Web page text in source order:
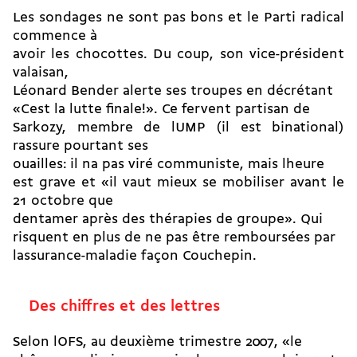
Les sondages ne sont pas bons et le Parti radical
commence à
avoir les chocottes. Du coup, son vice-président
valaisan,
Léonard Bender alerte ses troupes en décrétant
«Cest la lutte finale!». Ce fervent partisan de
Sarkozy, membre de lUMP (il est binational)
rassure pourtant ses
ouailles: il na pas viré communiste, mais lheure
est grave et «il vaut mieux se mobiliser avant le
21 octobre que
dentamer après des thérapies de groupe». Qui
risquent en plus de ne pas être remboursées par
lassurance-maladie façon Couchepin.
Des chiffres et des lettres
Selon lOFS, au deuxième trimestre 2007, «le